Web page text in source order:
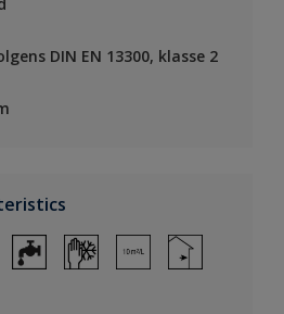
DIN EN 13300, klasse 2